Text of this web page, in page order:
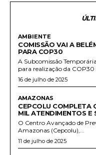
AMBIENTE
COMISSÃO VAI A
PARA COP30
A Subcomissão
para realização da COP30
16 de julho de 2025
AMAZONAS
CEPCOLU COMPLETA
MIL ATENDIMENTOS E
O Centro Avançado de
Amazonas (Cepcolu),...
11 de julho de 2025